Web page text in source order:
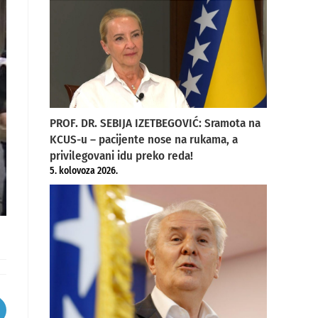
PROF. DR. SEBIJA IZETBEGOVIĆ: Sramota na
KCUS-u – pacijente nose na rukama, a
privilegovani idu preko reda!
5. kolovoza 2026.